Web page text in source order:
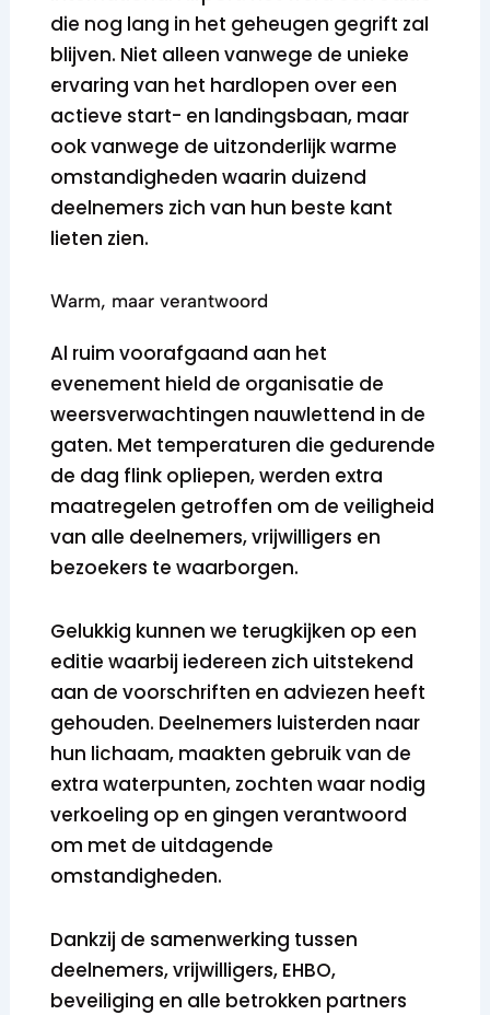
die nog lang in het geheugen gegrift zal
blijven. Niet alleen vanwege de unieke
ervaring van het hardlopen over een
actieve start- en landingsbaan, maar
ook vanwege de uitzonderlijk warme
omstandigheden waarin duizend
deelnemers zich van hun beste kant
lieten zien.
Warm, maar verantwoord
Al ruim voorafgaand aan het
evenement hield de organisatie de
weersverwachtingen nauwlettend in de
gaten. Met temperaturen die gedurende
de dag flink opliepen, werden extra
maatregelen getroffen om de veiligheid
van alle deelnemers, vrijwilligers en
bezoekers te waarborgen.
Gelukkig kunnen we terugkijken op een
editie waarbij iedereen zich uitstekend
aan de voorschriften en adviezen heeft
gehouden. Deelnemers luisterden naar
hun lichaam, maakten gebruik van de
extra waterpunten, zochten waar nodig
verkoeling op en gingen verantwoord
om met de uitdagende
omstandigheden.
Dankzij de samenwerking tussen
deelnemers, vrijwilligers, EHBO,
beveiliging en alle betrokken partners